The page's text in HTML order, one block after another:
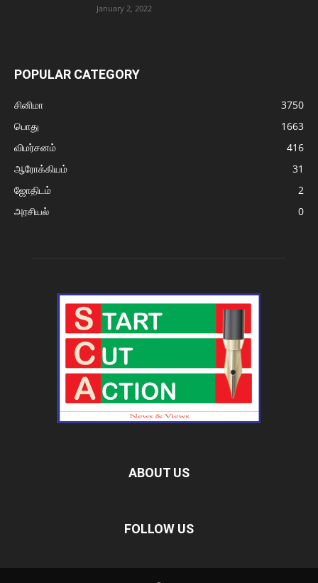
January 2, 2022
POPULAR CATEGORY
சினிமா
3750
பொது
1663
விமர்சனம்
416
ஆரோக்கியம்
31
ஜோதிடம்
2
அரசியல்
0
ABOUT US
FOLLOW US